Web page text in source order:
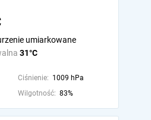
31°C
umiarkowane
Ciśnienie: 1009 hPa
Wilgotność: 83%